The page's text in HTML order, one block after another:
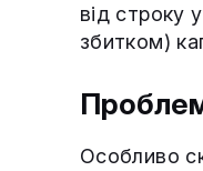
від строку
збитком)
Особливо